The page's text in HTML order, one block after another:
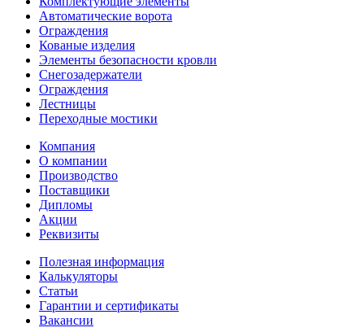
Автоматические ворота
Ограждения
Кованые изделия
Элементы безопасности кровли
Снегозадержатели
Ограждения
Лестницы
Переходные мостики
Компания
О компании
Производство
Поставщики
Дипломы
Акции
Реквизиты
Полезная информация
Калькуляторы
Статьи
Гарантии и сертификаты
Вакансии